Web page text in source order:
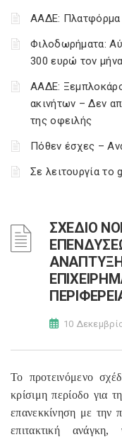
ΑΑΔΕ: Πλατφόρμα
Φιλοδωρήματα:
300 ευρώ τον
ΑΑΔΕ:
ακινήτων – Δεν
της οφειλής
Πόθεν έσχες –
Σε λειτουργία το
ΣΧΕΔΙΟ
10
Το προτεινόμενο
κρίσιμη περίοδο για
επανεκκίνηση με την
επιτακτική